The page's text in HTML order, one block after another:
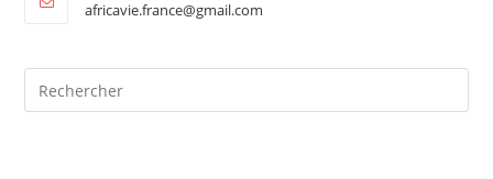
africavie.france@gmail.com